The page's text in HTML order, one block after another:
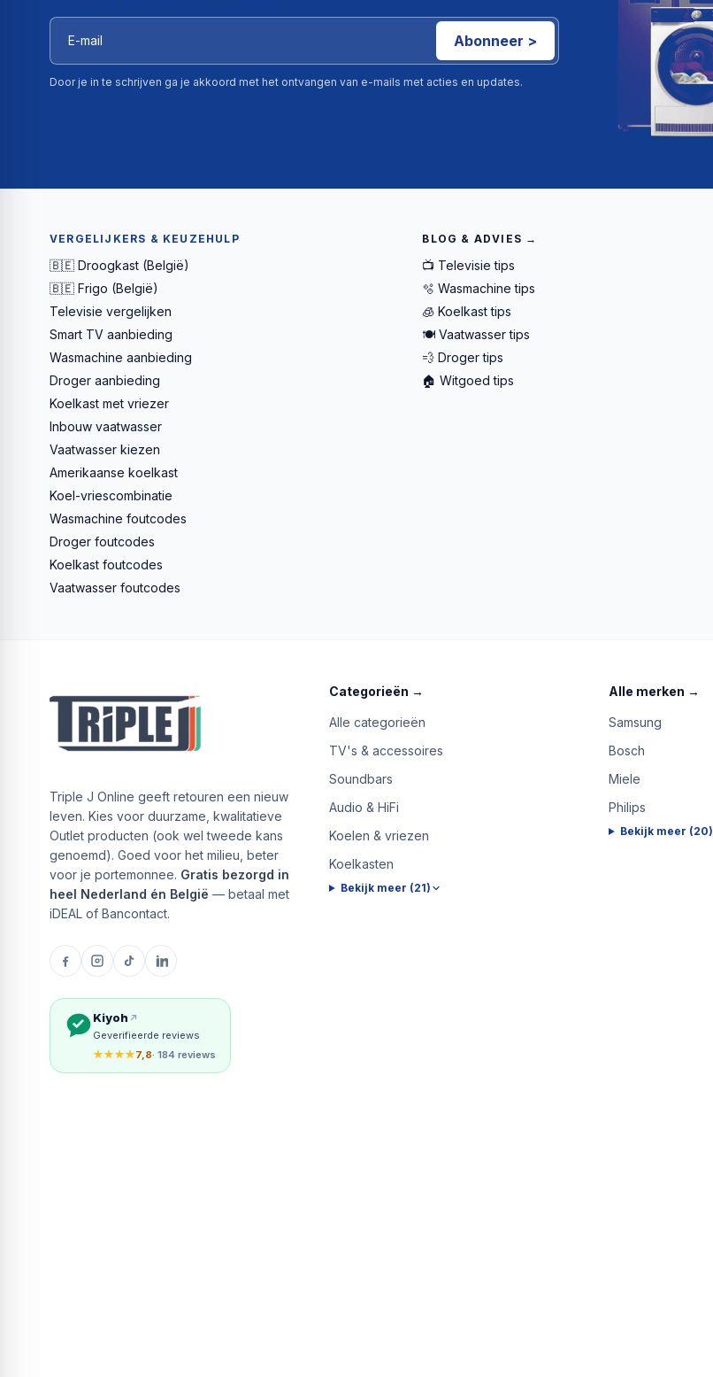
Abonneer >
Door je in te schrijven ga je akkoord met het ontvangen van e-mails met acties en updates.
VERGELIJKERS & KEUZEHULP
🇧🇪 Droogkast (België)
🇧🇪 Frigo (België)
Televisie vergelijken
Smart TV aanbieding
Wasmachine aanbieding
Droger aanbieding
Koelkast met vriezer
Inbouw vaatwasser
Vaatwasser kiezen
Amerikaanse koelkast
Koel-vriescombinatie
Wasmachine foutcodes
Droger foutcodes
Koelkast foutcodes
Vaatwasser foutcodes
BLOG & ADVIES →
📺 Televisie tips
🫧 Wasmachine tips
🧊 Koelkast tips
🍽️ Vaatwasser tips
💨 Droger tips
🏠 Witgoed tips
Triple J Online geeft retouren een nieuw
leven. Kies voor duurzame, kwalitatieve
Outlet producten (ook wel tweede kans
genoemd). Goed voor het milieu, beter
voor je portemonnee. Gratis bezorgd in
heel Nederland én België — betaal met
iDEAL of Bancontact.
Kiyoh
Geverifieerde reviews
★★★★7,8· 184 reviews
Categorieën →
Alle categorieën
TV's & accessoires
Soundbars
Audio & HiFi
Koelen & vriezen
Koelkasten
Bekijk meer (21)
Alle merken →
Samsung
Bosch
Miele
Philips
Bekijk meer (20)